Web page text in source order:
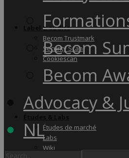
Label & audits
Becom Trustmark
Security Scan
Cookiescan
Études de marché
Labs
Wiki
Becom
Becom
Advocacy &
NL